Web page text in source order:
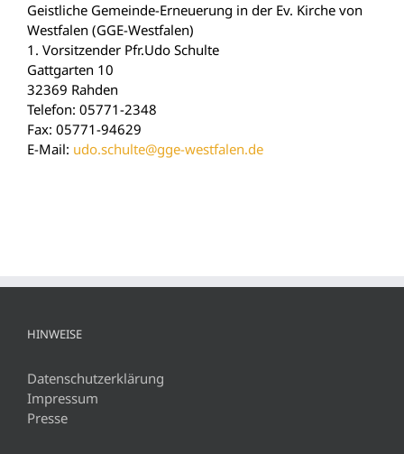
Geistliche Gemeinde-Erneuerung in der Ev. Kirche von
Westfalen (GGE-Westfalen)
1. Vorsitzender Pfr.Udo Schulte
Gattgarten 10
32369 Rahden
Telefon: 05771-2348
Fax: 05771-94629
E-Mail: udo.schulte@gge-westfalen.de
HINWEISE
Datenschutzerklärung
Impressum
Presse